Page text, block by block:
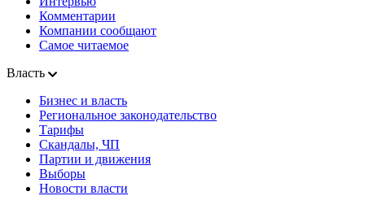
Комментарии
Компании сообщают
Самое читаемое
Власть
Бизнес и власть
Региональное законодательство
Тарифы
Скандалы, ЧП
Партии и движения
Выборы
Новости власти